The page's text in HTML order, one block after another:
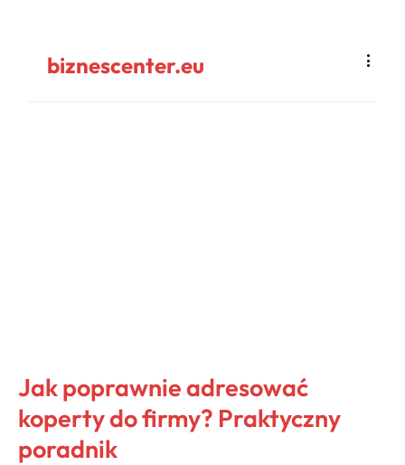
biznescenter.eu
Jak poprawnie adresować
koperty do firmy? Praktyczny
poradnik